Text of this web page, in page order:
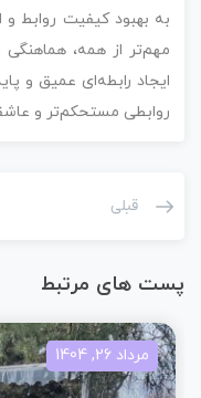
به بهبود کیفیت روابط
مهم‌تر از همه، هماهنگی
ایجاد رابطه‌ای عمیق و
روابطی مستحکم‌تر و
قبلی
پست های مرتبط
مرداد 26, 1404